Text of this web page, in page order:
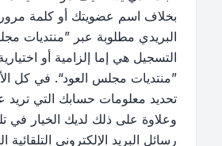
بخلاف اسم عضويتك أو كلمة
البريدي مطلوبة عبر ”منتديات
التسجيل هي إما إلزامية أو
”منتديات مجلس العود“. في كل
تحديد معلومات حسابك التي تريد
وعلاوة على ذلك لديك الخيار في
رسائل البريد الإلكتروني